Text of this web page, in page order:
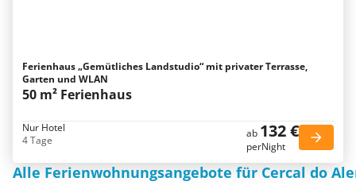
Ferienhaus „Gemütliches Landstudio“ mit privater Terrasse,
Garten und WLAN
50 m² Ferienhaus
Nur Hotel
4 Tage
ab 132 €
perNight
Alle Ferienwohnungsangebote für Cercal do